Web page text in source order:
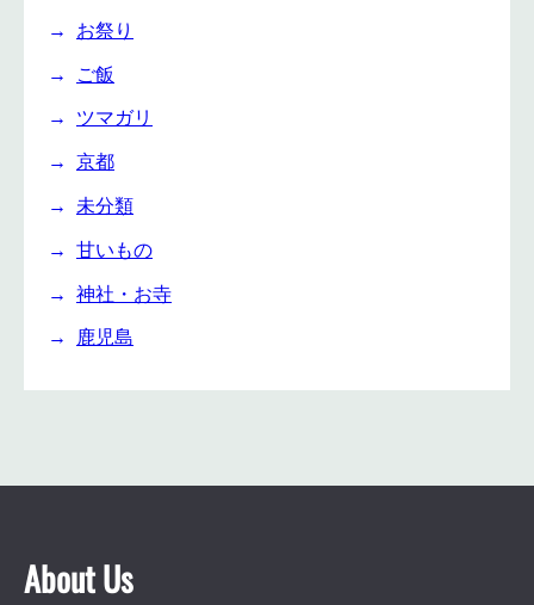
お祭り
ご飯
ツマガリ
京都
未分類
甘いもの
神社・お寺
鹿児島
About Us